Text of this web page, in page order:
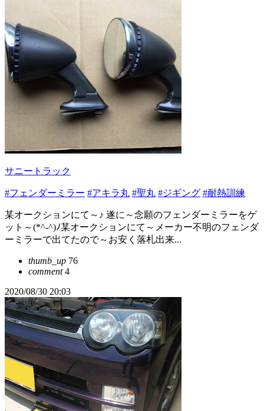
サニートラック
#フェンダーミラー #アキラ丸 #聖丸 #ジギング #耐熱訓練
某オークションにて～♪ 遂に～念願のフェンダーミラーをゲ
ット～(*^-^)ﾉ某オークションにて～メーカー不明のフェンダ
ーミラーで出てたので～お安く落札出来...
thumb_up 76
comment4
2020/08/30 20:03